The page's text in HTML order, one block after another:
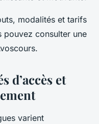
modalités et tarifs
pouvez consulter une
d’accès et
varient